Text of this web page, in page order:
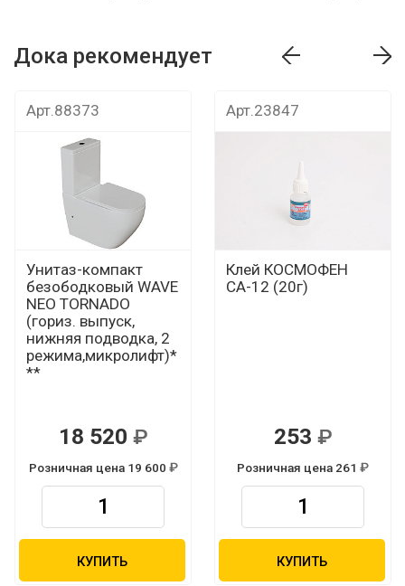
Дока рекомендует
Арт.88373
Унитаз-компакт
безободковый WAVE
NEO TORNADO
(гориз. выпуск,
нижняя подводка, 2
режима,микролифт)*
**
18 520
Розничная цена 19 600
КУПИТЬ
Арт.23847
Клей КОСМОФЕН
СА-12 (20г)
253
Розничная цена 261
КУПИТЬ
Р
Р Р
Дока рекомендует Дока